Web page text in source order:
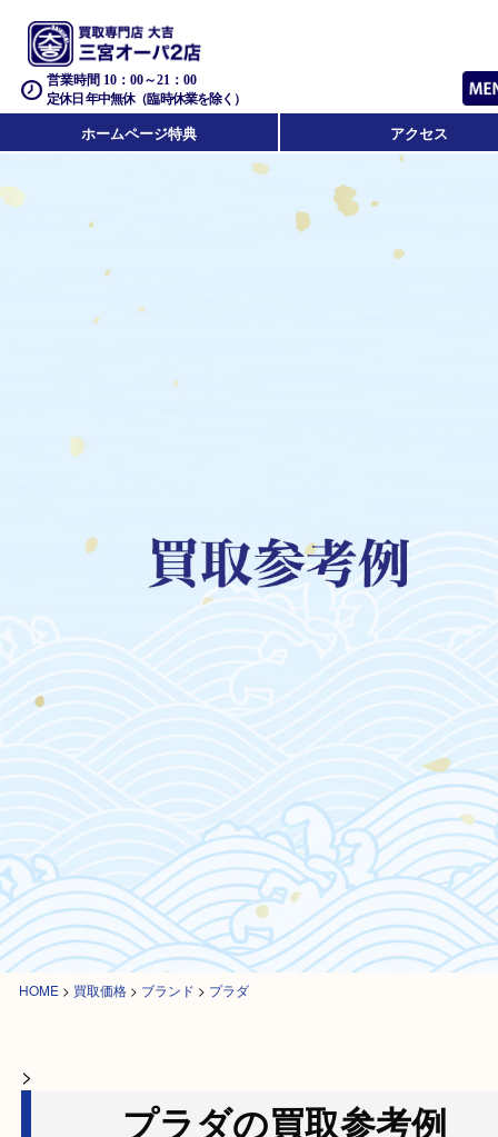
営業時間 10：00～21：00
定休日 年中無休（臨時休業を除く）
ホームページ特典 アクセス